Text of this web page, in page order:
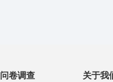
问卷调查 关于我